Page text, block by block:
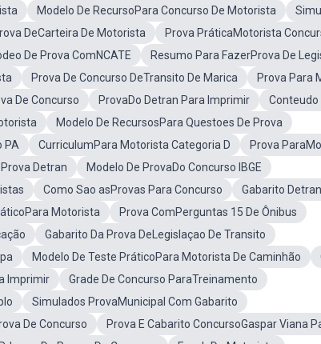
Modelo De RecursoPara Concurso De Motorista
DeCarteira De Motorista
Prova PráticaMotorista
De Prova ComNCATE
Resumo Para FazerProva De
Prova De Concurso DeTransito De Marica
Prova Para
De Concurso ProvaDo Detran Para Imprimir
Conteudo
Modelo De RecursosPara Questoes De Prova
PA
CurriculumPara Motorista Categoria D
Prova
Detran
Modelo De ProvaDo Concurso IBGE
Como Sao asProvas Para Concurso
Gabarito
Motorista
Prova ComPerguntas 15 De Ônibus
Gabarito Da Prova DeLegislaçao De Transito
Modelo De Teste PráticoPara Motorista De Caminhão
Imprimir
Grade De Concurso ParaTreinamento
Simulados ProvaMunicipal Com Gabarito
De Concurso
Prova E Cabarito ConcursoGaspar Viana